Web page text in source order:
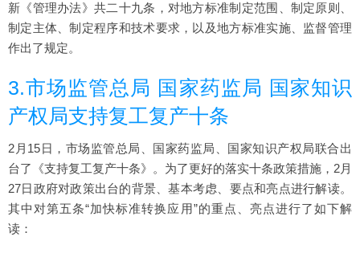
新《管理办法》共二十九条，对地方标准制定范围、制定原则、
制定主体、制定程序和技术要求，以及地方标准实施、监督管理
作出了规定。
3.市场监管总局 国家药监局 国家知识
产权局支持复工复产十条
2月15日，市场监管总局、国家药监局、国家知识产权局联合出
台了《支持复工复产十条》。为了更好的落实十条政策措施，2月
27日政府对政策出台的背景、基本考虑、要点和亮点进行解读。
其中对第五条“加快标准转换应用”的重点、亮点进行了如下解
读：